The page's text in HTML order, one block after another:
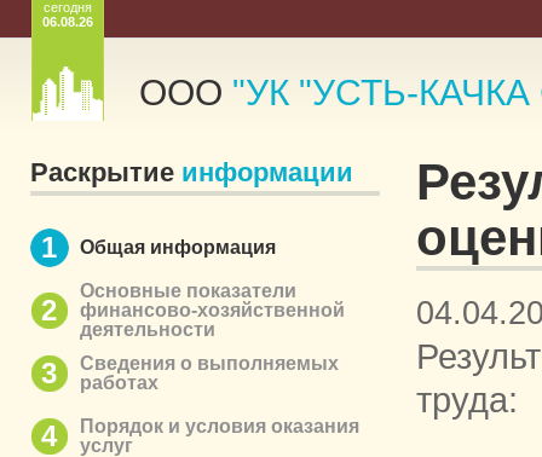
ООО "УК "УСТЬ-
сегодня
06.08.26
Раскрытие информации
1 Общая информация
2
Основные показатели
финансово-хозяйственной
деятельности
3
Сведения о выполняемых
работах
4
Порядок и условия оказания
услуг
труда: